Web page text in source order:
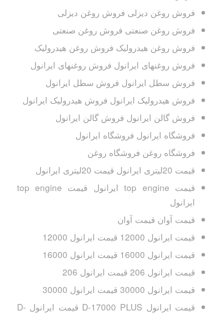
فروش روغن دیزلی فروش روغن دیزلی
فروش روغن صنعتی فروش روغن صنعتی
فروش روغن هیدرولیک فروش روغن هیدرولیک
فروش روغنهای ایرانول فروش روغنهای ایرانول
فروش سطل ایرانول فروش سطل ایرانول
فروش هیدرولیک ایرانول فروش هیدرولیک ایرانول
فروش گالن ایرانول فروش گالن ایرانول
فروشگاه ایرانول فروشگاه ایرانول
فروشگاه روغن فروشگاه روغن
قیمت 20لیتری ایرانول قیمت 20لیتری ایرانول
قیمت top engine ایرانول قیمت top engine
ایرانول
قیمت آوان قیمت آوان
قیمت ایرانول 12000 قیمت ایرانول 12000
قیمت ایرانول 16000 قیمت ایرانول 16000
قیمت ایرانول 206 قیمت ایرانول 206
قیمت ایرانول 30000 قیمت ایرانول 30000
قیمت ایرانول D-17000 PLUS قیمت ایرانول D-